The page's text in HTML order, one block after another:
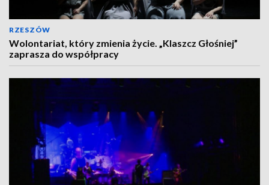
RZESZÓW
Wolontariat, który zmienia życie. „Klaszcz Głośniej”
zaprasza do współpracy